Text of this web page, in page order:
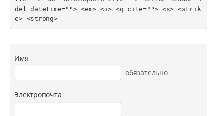
del datetime=""> <em> <i> <q cite=""> <s> <strik
e> <strong>
Имя
обязательно
Электропочта